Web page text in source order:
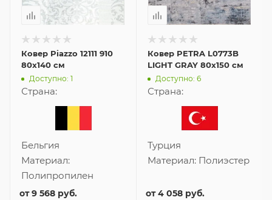
Ковер Piazzo 12111 910
80x140 см
Доступно: 1
Страна:
Бельгия
Материал:
Полипропилен
от9 568 руб.
Ковер PETRA L0773B
LIGHT GRAY 80x150 см
Доступно: 6
Страна:
Турция
Материал: Полиэстер
от4 058 руб.